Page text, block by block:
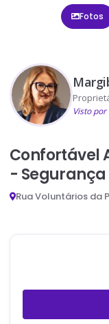
Fotos
Visto
Confortável
- Segurança
Rua Voluntários da